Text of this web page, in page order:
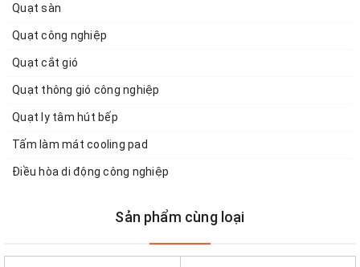
Quạt sàn
Quạt công nghiệp
Quạt cắt gió
Quạt thông gió công nghiệp
Quạt ly tâm hút bếp
Tấm làm mát cooling pad
Điều hòa di động công nghiệp
Sản phẩm cùng loại